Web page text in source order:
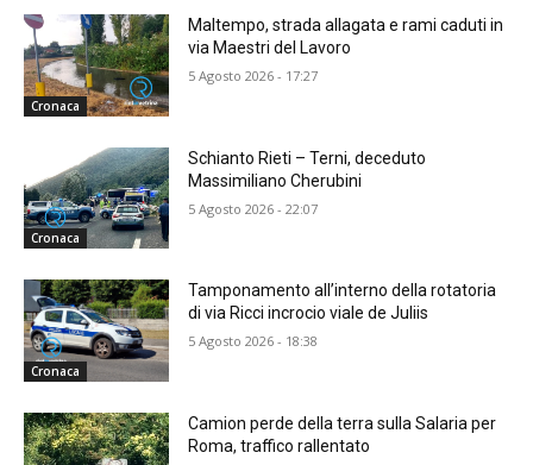
Cronaca
Maltempo, strada allagata e rami caduti in
via Maestri del Lavoro
5 Agosto 2026 - 17:27
Cronaca
Schianto Rieti – Terni, deceduto
Massimiliano Cherubini
5 Agosto 2026 - 22:07
Cronaca
Tamponamento all’interno della rotatoria
di via Ricci incrocio viale de Juliis
5 Agosto 2026 - 18:38
Camion perde della terra sulla Salaria per
Roma, traffico rallentato